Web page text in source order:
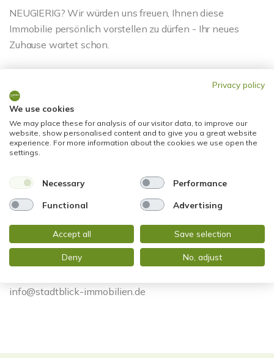
NEUGIERIG? Wir würden uns freuen, Ihnen diese
Immobilie persönlich vorstellen zu dürfen - Ihr neues
Zuhause wartet schon.
Herr Gabriel Attia
Telefon: +49 611 9742872
info@stadtblick-immobilien.de
Privacy policy
We use cookies
We may place these for analysis of our visitor data, to improve our
website, show personalised content and to give you a great website
experience. For more information about the cookies we use open the
settings.
Necessary Performance
Functional Advertising
Accept all Save selection
Deny No, adjust